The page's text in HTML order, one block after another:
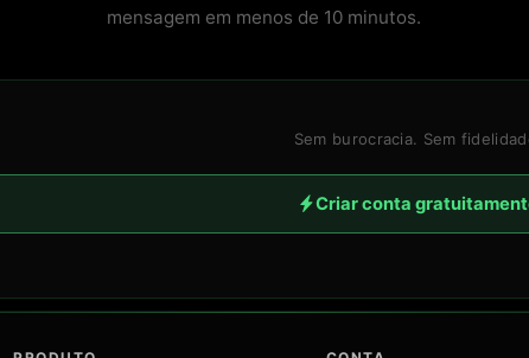
mensagem em menos de 10 minutos.
Sem burocracia. Sem
Criar conta